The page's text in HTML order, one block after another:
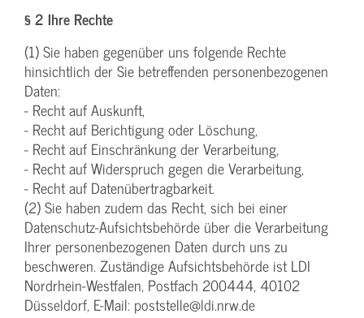
§ 2 Ihre Rechte
(1) Sie haben gegenüber uns folgende Rechte
hinsichtlich der Sie betreffenden personenbezogenen
Daten:
- Recht auf Auskunft,
- Recht auf Berichtigung oder Löschung,
- Recht auf Einschränkung der Verarbeitung,
- Recht auf Widerspruch gegen die Verarbeitung,
- Recht auf Datenübertragbarkeit.
(2) Sie haben zudem das Recht, sich bei einer
Datenschutz-Aufsichtsbehörde über die Verarbeitung
Ihrer personenbezogenen Daten durch uns zu
beschweren. Zuständige Aufsichtsbehörde ist LDI
Nordrhein-Westfalen, Postfach 200444, 40102
Düsseldorf, E-Mail: poststelle@ldi.nrw.de